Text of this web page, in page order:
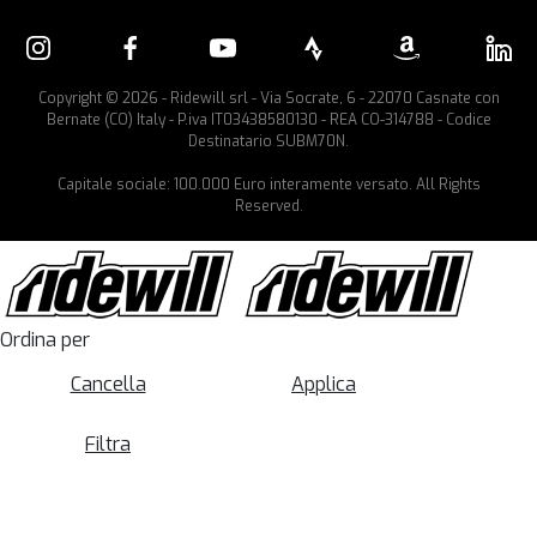
Copyright © 2026 - Ridewill srl - Via Socrate, 6 - 22070 Casnate con
Bernate (CO) Italy - P.iva IT03438580130 - REA CO-314788 - Codice
Destinatario SUBM70N.
Capitale sociale: 100.000 Euro interamente versato. All Rights
Reserved.
Ordina per
Cancella
Applica
Filtra